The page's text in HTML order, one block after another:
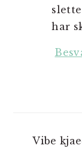
har
Vibe